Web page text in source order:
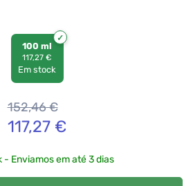
100 ml
117,27 €
Em stock
152,46€
117,27€
- Enviamos em até 3 dias